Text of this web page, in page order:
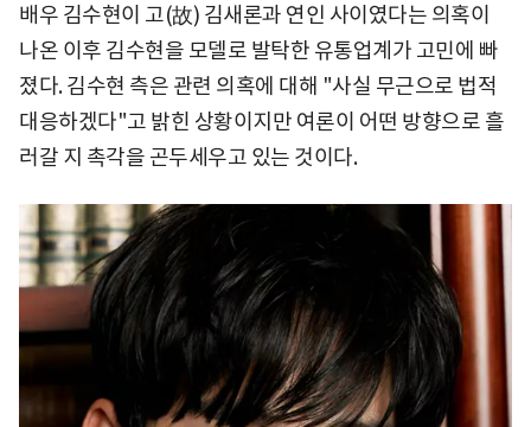
배우 김수현이 고(故) 김새론과 연인 사이였다는 의혹이
나온 이후 김수현을 모델로 발탁한 유통업계가 고민에 빠
졌다. 김수현 측은 관련 의혹에 대해 "사실 무근으로 법적
대응하겠다"고 밝힌 상황이지만 여론이 어떤 방향으로 흘
러갈 지 촉각을 곤두세우고 있는 것이다.